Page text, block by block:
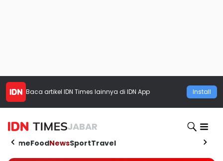
Baca artikel IDN Times lainnya di IDN App Install
JABAR
HomeFoodNewsSportTravel